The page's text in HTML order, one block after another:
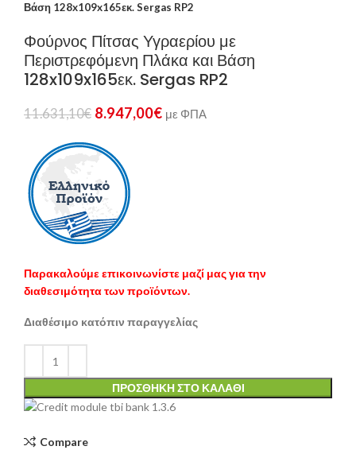
Βάση 128x109x165εκ. Sergas RP2
Φούρνος Πίτσας Υγραερίου με
Περιστρεφόμενη Πλάκα και Βάση
128x109x165εκ. Sergas RP2
11.631,10€ 8.947,00€ με ΦΠΑ
Παρακαλούμε επικοινωνίστε μαζί μας για την
διαθεσιμότητα των προϊόντων.
Διαθέσιμο κατόπιν παραγγελίας
ΠΡΟΣΘΉΚΗ ΣΤΟ ΚΑΛΆΘΙ
Compare